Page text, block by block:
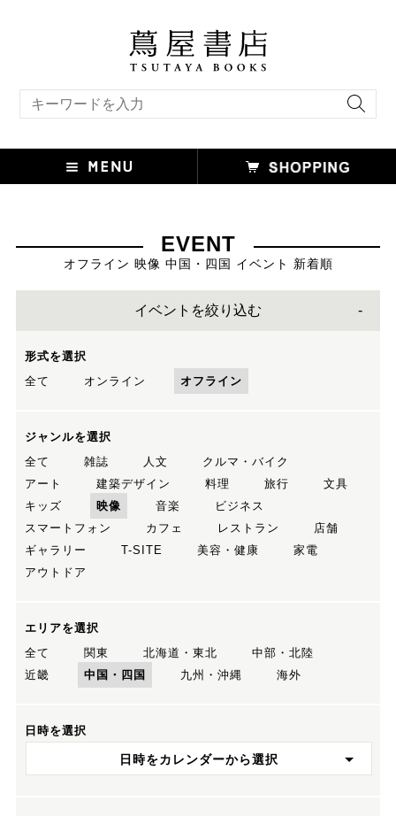
EVENT
オフライン 映像 中国・四国 イベント 新着順
イベントを絞り込む
形式を選択
全て
オンライン オフライン
ジャンルを選択
全て
雑誌 人文
クルマ・バイク
アート
建築デザイン 料理 旅行
文具
キッズ
映像 音楽
ビジネス
スマートフォン
カフェ レストラン
店舗
ギャラリー
T-SITE 美容・健康
家電
アウトドア
エリアを選択
全て
関東 北海道・東北
中部・北陸
近畿
中国・四国 九州・沖縄 海外
日時を選択
日時をカレンダーから選択